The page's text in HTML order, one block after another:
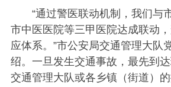
“通过警医联动机制，我们与
市中医医院等三甲医院达成联动
应体系。”市公安局交通管理大队
绍。一旦发生交通事故，最先到
交通管理大队或各乡镇（街道）